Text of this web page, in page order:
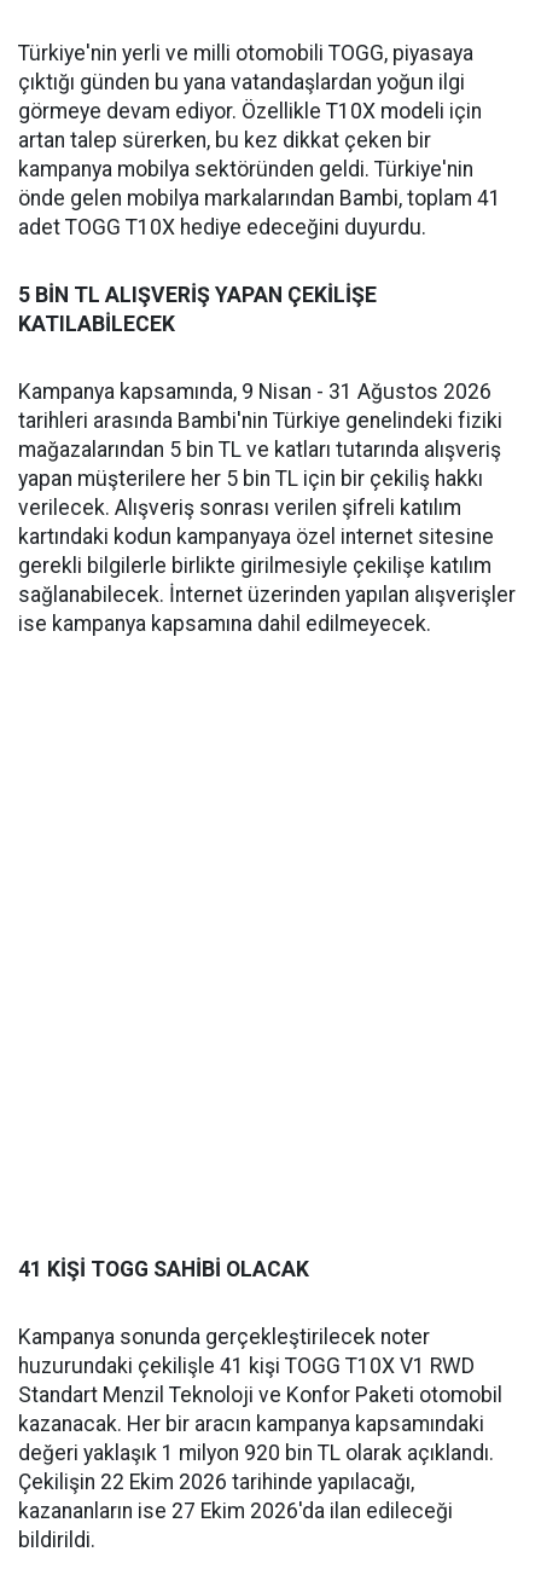
Türkiye'nin yerli ve milli otomobili TOGG, piyasaya
çıktığı günden bu yana vatandaşlardan yoğun ilgi
görmeye devam ediyor. Özellikle T10X modeli için
artan talep sürerken, bu kez dikkat çeken bir
kampanya mobilya sektöründen geldi. Türkiye'nin
önde gelen mobilya markalarından Bambi, toplam 41
adet TOGG T10X hediye edeceğini duyurdu.
5 BİN TL ALIŞVERİŞ YAPAN ÇEKİLİŞE
KATILABİLECEK
Kampanya kapsamında, 9 Nisan - 31 Ağustos 2026
tarihleri arasında Bambi'nin Türkiye genelindeki fiziki
mağazalarından 5 bin TL ve katları tutarında alışveriş
yapan müşterilere her 5 bin TL için bir çekiliş hakkı
verilecek. Alışveriş sonrası verilen şifreli katılım
kartındaki kodun kampanyaya özel internet sitesine
gerekli bilgilerle birlikte girilmesiyle çekilişe katılım
sağlanabilecek. İnternet üzerinden yapılan alışverişler
ise kampanya kapsamına dahil edilmeyecek.
41 KİŞİ TOGG SAHİBİ OLACAK
Kampanya sonunda gerçekleştirilecek noter
huzurundaki çekilişle 41 kişi TOGG T10X V1 RWD
Standart Menzil Teknoloji ve Konfor Paketi otomobil
kazanacak. Her bir aracın kampanya kapsamındaki
değeri yaklaşık 1 milyon 920 bin TL olarak açıklandı.
Çekilişin 22 Ekim 2026 tarihinde yapılacağı,
kazananların ise 27 Ekim 2026'da ilan edileceği
bildirildi.